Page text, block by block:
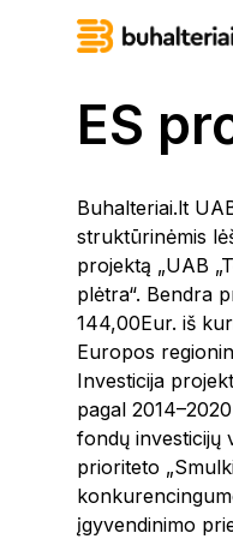
ES
Buhalteriai.lt
struktūrinėmis
projektą „UAB
plėtra“. Bendra
144,00Eur. iš
Europos
Investicija
pagal
fondų investicijų
prioriteto
įgyvendinimo